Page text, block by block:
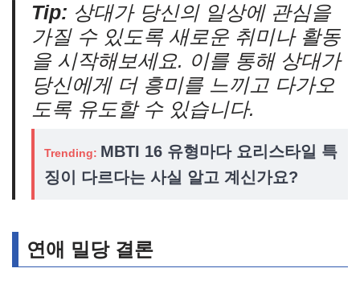
Tip: 상대가 당신의 일상에 관심을
가질 수 있도록 새로운 취미나 활동
을 시작해보세요. 이를 통해 상대가
당신에게 더 흥미를 느끼고 다가오
도록 유도할 수 있습니다.
Trending: MBTI 16 유형마다 요리스타일 특
징이 다르다는 사실 알고 계신가요?
연애 밀당 결론